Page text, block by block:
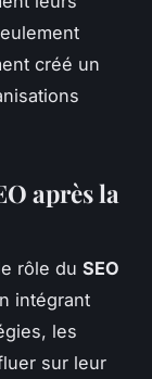
créé un
après la
rôle du SEO
intégrant
les
sur leur